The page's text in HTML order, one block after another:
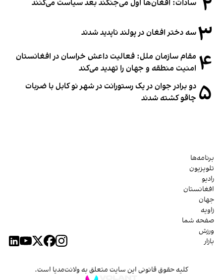
سادات: افغان‌ها اول می‌جنگند بعد سیاست می‌کنند
۳سه دختر افغان در پولند ناپدید شدند
۴ مقام سازمان ملل: فعالیت داعش خراسان در افغانستان
امنیت منطقه و جهان را تهدید می‌کند
۵ دو برادر جوان در یک رستورانت در شهر نو کابل با ضربات
چاقو کشته شدند
برنامه‌ها
تلویزیون
رادیو
افغانستان
جهان
زاویه
صفحه شما
ورزش
بازار
کلیه حقوق قانونی این سایت متعلق به ولانت‌مدیا است.